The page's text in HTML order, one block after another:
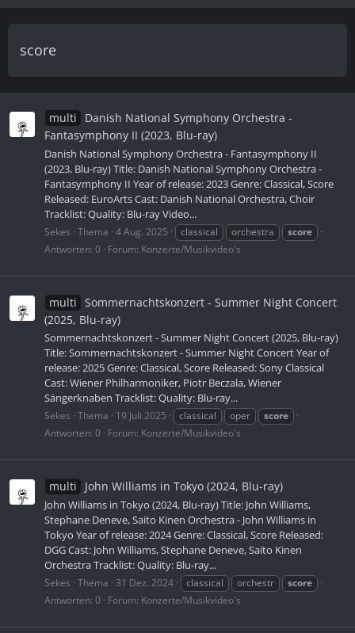
score
multi
Danish National Symphony Orchestra -
Fantasymphony II (2023, Blu-ray)
Danish National Symphony Orchestra - Fantasymphony II
(2023, Blu-ray) Title: Danish National Symphony Orchestra -
Fantasymphony II Year of release: 2023 Genre: Classical, Score
Released: EuroArts Cast: Danish National Orchestra, Choir
Tracklist: Quality: Blu-ray Video...
Sekes Thema 4 Aug. 2025 classical orchestra
score
Antworten: 0
Forum: Konzerte/Musikvideo's
multi Sommernachtskonzert - Summer Night Concert
(2025, Blu-ray)
Sommernachtskonzert - Summer Night Concert (2025, Blu-ray)
Title: Sommernachtskonzert - Summer Night Concert Year of
release: 2025 Genre: Classical, Score Released: Sony Classical
Cast: Wiener Philharmoniker, Piotr Beczala, Wiener
Sängerknaben Tracklist: Quality: Blu-ray...
Sekes Thema 19 Juli 2025 classical oper
score
Antworten: 0
Forum: Konzerte/Musikvideo's
multi John Williams in Tokyo (2024, Blu-ray)
John Williams in Tokyo (2024, Blu-ray) Title: John Williams,
Stephane Deneve, Saito Kinen Orchestra - John Williams in
Tokyo Year of release: 2024 Genre: Classical, Score Released:
DGG Cast: John Williams, Stephane Deneve, Saito Kinen
Orchestra Tracklist: Quality: Blu-ray...
Sekes Thema 31 Dez. 2024 classical orchestr
score
Antworten: 0
Forum: Konzerte/Musikvideo's